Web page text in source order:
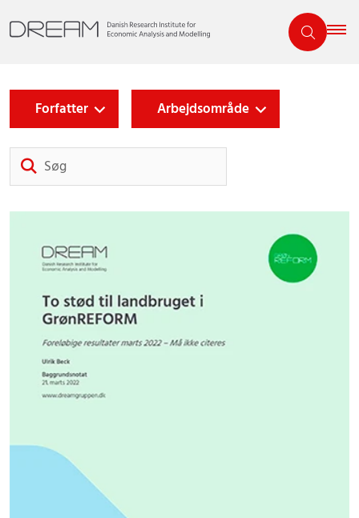
Forfatter Arbejdsområde